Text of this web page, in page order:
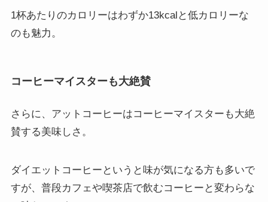
1杯あたりのカロリーはわずか13kcalと低カロリーな
のも魅力。
コーヒーマイスターも大絶賛
さらに、アットコーヒーはコーヒーマイスターも大絶
賛する美味しさ。
ダイエットコーヒーというと味が気になる方も多いで
すが、普段カフェや喫茶店で飲むコーヒーと変わらな